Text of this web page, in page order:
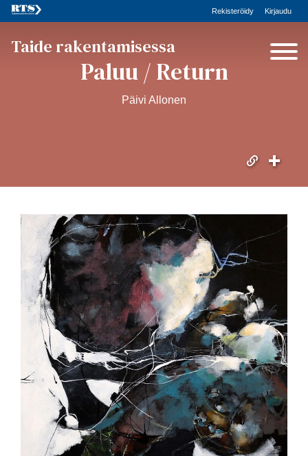
Rekisteröidy Kirjaudu
Taide rakentamisessa
Paluu / Return
Päivi Allonen